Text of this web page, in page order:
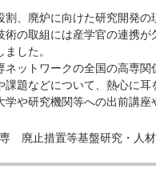
割、廃炉に向けた研究開発
術の取組には産学官の連携
した。
ネットワークの全国の高専
課題などについて、熱心に耳
学や研究機関等への出前講
専 廃止措置等基盤研究・人